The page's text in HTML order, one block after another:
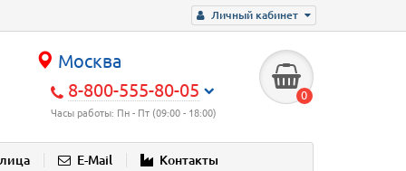
Личный кабинет
Москва
8-800-555-80-05
Часы работы: Пн - Пт (09:00 - 18:00)
0
E-Mail Контакты